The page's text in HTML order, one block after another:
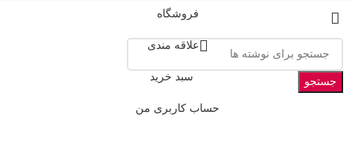
جستجو
فروشگاه
علاقه مندی
سبد خرید
حساب کاربری من